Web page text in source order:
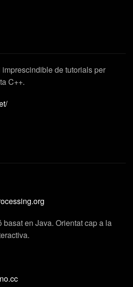
imprescindible de tutorials per
C++.
basat en Java. Orientat cap a la